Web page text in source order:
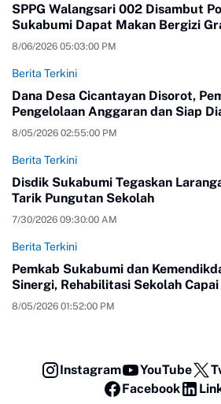
SPPG Walangsari 002 Disambut
Sukabumi Dapat Makan Bergizi
8/06/2026 05:03:00 PM
Berita Terkini
Dana Desa Cicantayan Disorot,
Pengelolaan Anggaran dan Siap
8/05/2026 02:55:00 PM
Berita Terkini
Disdik Sukabumi Tegaskan
Tarik Pungutan Sekolah
7/30/2026 09:30:00 AM
Berita Terkini
Pemkab Sukabumi dan
Sinergi, Rehabilitasi Sekolah
8/05/2026 01:52:00 PM
Instagram YouTube
Facebook